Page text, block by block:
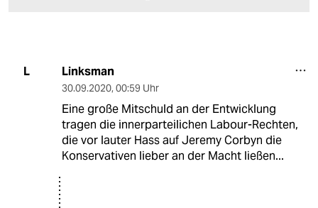
L Linksman
30.09.2020, 00:59 Uhr
Eine große Mitschuld an der Entwicklung
tragen die innerparteilichen Labour-Rechten,
die vor lauter Hass auf Jeremy Corbyn die
Konservativen lieber an der Macht ließen...